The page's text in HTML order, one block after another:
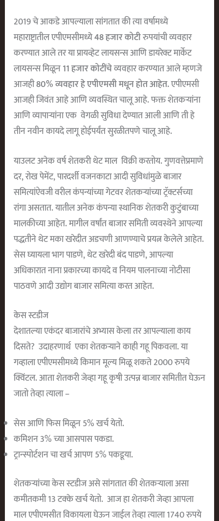
2019 चे आकडे आपल्याला सांगतात की त्या वर्षामध्ये
महाराष्ट्रातील एपीएमसीमध्ये48 हजार कोटीरुपयांची व्यवहार
करण्यात आले तर या प्रायव्हेट लायसन्स आणि डायरेक्ट मार्केट
लायसन्स मिळून11 हजार कोटींचेव्यवहार करण्यात आले म्हणजे
आजही80% व्यवहार हे एपीएमसी मधून होत आहेत.एपीएमसी
आजही जिवंत आहे आणि व्यवस्थित चालू आहे. फक्त शेतकऱ्यांना
आणि व्यापाऱ्यांना एक वेगळी सुविधा देण्यात आली आणि ती हे
तीन नवीन कायदे लागू होईपर्यंत सुरळीतपणे चालू आहे.
याउलट अनेक वर्ष शेतकरी थेट माल विक्री करतोय. गुणवत्तेप्रमाणे
दर, रोख पेमेंट, पारदर्शी वजनकाटा आदी सुविधांमुळे बाजार
समित्यांऐवजी वरील कंपन्यांच्या गेटवर शेतकऱ्यांच्या ट्रॅक्टर्सच्या
रांगा असतात. यातील अनेक कंपन्या स्थानिक शेतकरी कुटुंबाच्या
मालकीच्या आहेत. मागील वर्षांत बाजार समिती व्यवस्थेने आपल्या
पद्धतीने थेट मका खरेदीत अडचणी आणण्याचे प्रयत्न केलेले आहेत.
सेस घ्यायला भाग पाडणे, थेट खरेदी बंद पाडणे, आपल्या
अधिकारात नाना प्रकारच्या कायदे व नियम पालनाच्या नोटीसा
पाठवणे आदी उद्योग बाजार समित्या करत आहेत.
केस स्टडीज
देशातल्या एकंदर बाजारांचे अभ्यास केला तर आपल्याला काय
दिसते? उदाहरणार्थ एका शेतकऱ्याने काही गहू पिकवला. या
गव्हाला एपीएमसीमध्ये किमान मूल्य मिळू शकते 2000 रुपये
क्विंटल. आता शेतकरी जेव्हा गहू कृषी उत्पन्न बाजार समितीत घेऊन
जातो तेव्हा त्याला –
सेस आणि फिस मिळून 5% खर्च येतो.
कमिशन 3% च्या आसपास पकडा.
ट्रान्स्पोर्टशन चा खर्च आपण 5% पकडूया.
शेतकऱ्यांच्या केस स्टडीज असे सांगतात की शेतकऱ्याला असा
कमीतकमी 13 टक्के खर्च येतो. आज हा शेतकरी जेव्हा आपला
माल एपीएमसीत विकायला घेऊन जाईल तेव्हा त्याला 1740 रुपये